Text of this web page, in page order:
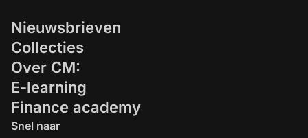
concerncontroller, en Imane Benachour,
Nieuwsbrieven
Collecties
Over CM:
E-learning
Finance academy
Snel naar